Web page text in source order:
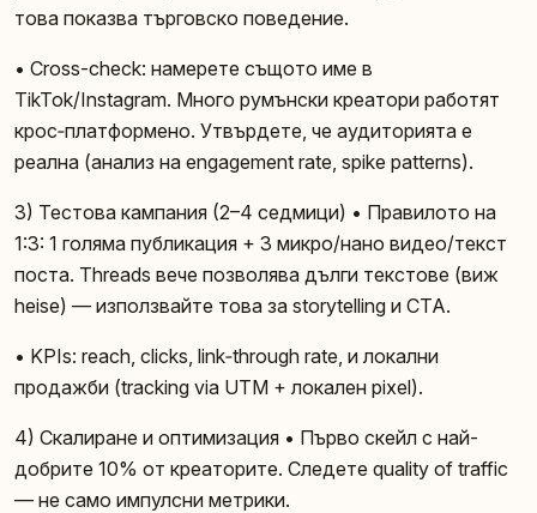
това показва търговско поведение.
• Cross-check: намерете същото име в
TikTok/Instagram. Много румънски креатори работят
крос‑платформено. Утвърдете, че аудиторията е
реална (анализ на engagement rate, spike patterns).
3) Тестова кампания (2–4 седмици) • Правилото на
1:3: 1 голяма публикация + 3 микро/нано видео/текст
поста. Threads вече позволява дълги текстове (виж
heise) — използвайте това за storytelling и CTA.
• KPIs: reach, clicks, link‑through rate, и локални
продажби (tracking via UTM + локален pixel).
4) Скалиране и оптимизация • Първо скейл с най-
добрите 10% от креаторите. Следете quality of traffic
— не само импулсни метрики.